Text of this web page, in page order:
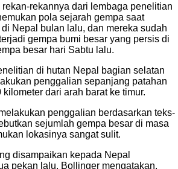
rekannya dari lembaga penelitian
pola sejarah gempa saat
Nepal bulan lalu, dan mereka sudah
gempa bumi besar yang persis di
besar hari Sabtu lalu.
di hutan Nepal bagian selatan
penggalian sepanjang patahan
dari arah barat ke timur.
penggalian berdasarkan teks-
sejumlah gempa besar di masa
lokasinya sangat sulit.
disampaikan kepada Nepal
pekan lalu, Bollinger mengatakan,